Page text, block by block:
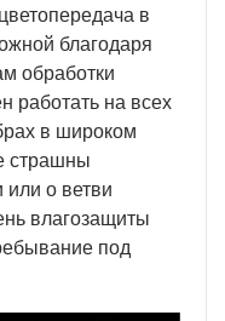
в
благодаря
обработки
работать на всех
в широком
страшны
о ветви
влагозащиты
под